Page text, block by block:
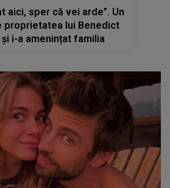
aici, sper că vei arde”. Un
proprietatea lui Benedict
i-a amenințat familia